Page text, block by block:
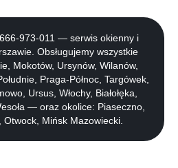
973-011 — serwis okienny i
Obsługujemy wszystkie
Mokotów, Ursynów, Wilanów,
Praga-Północ, Targówek,
Ursus, Włochy, Białołęka,
— oraz okolice: Piaseczno,
Otwock, Mińsk Mazowiecki.